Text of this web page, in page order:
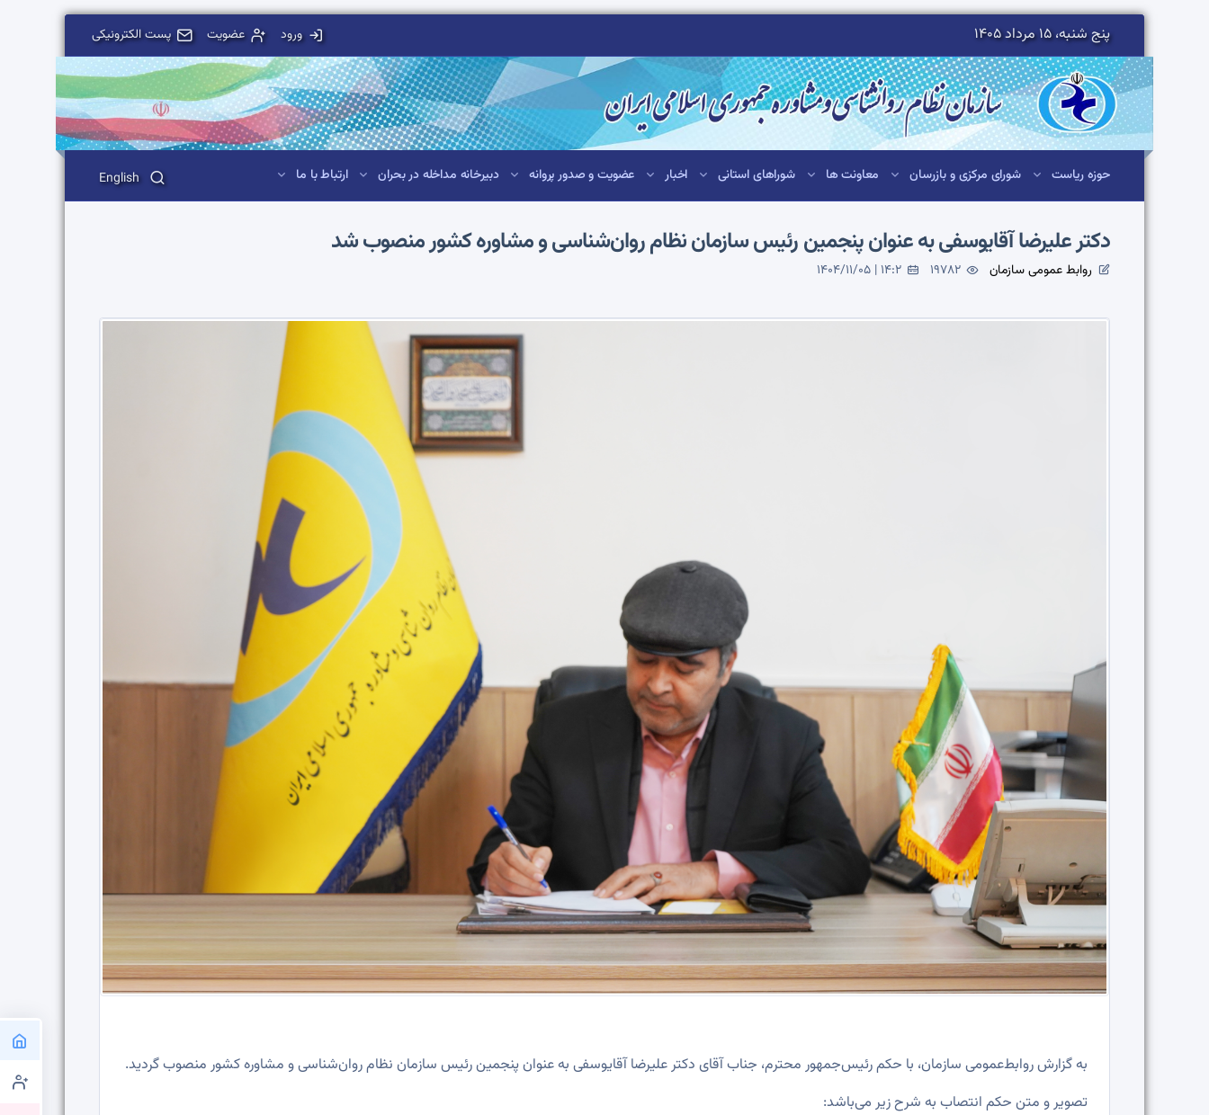
پنج شنبه، 15 مرداد 1405 ورود عضویت پست الکترونیکی
حوزه ریاست شورای مرکزی و بازرسان معاونت ها شوراهای استانی اخبار عضویت و صدور پروانه دبیرخانه مداخله در بحران ارتباط با ما English
دکتر علیرضا آقایوسفی به عنوان پنجمین رئیس سازمان نظام روان‌شناسی و مشاوره کشور منصوب شد
روابط عمومی سازمان 19782
1404/11/05 | 14:2
به گزارش روابط‌عمومی سازمان، با حکم رئیس‌جمهور محترم، جناب آقای دکتر علیرضا آقایوسفی به عنوان پنجمین رئیس سازمان نظام روان‌شناسی و مشاوره کشور منصوب گردید.
تصویر و متن حکم انتصاب به شرح زیر می‌باشد: